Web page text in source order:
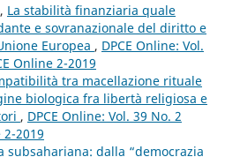
La stabilità finanziaria quale
e sovranazionale del diritto e
Europea , DPCE Online: Vol.
Online 2-2019
tra macellazione rituale
biologica fra libertà religiosa e
, DPCE Online: Vol. 39 No. 2
2-2019
subsahariana: dalla “democrazia